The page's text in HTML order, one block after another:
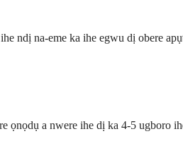
ndị na-eme ka ihe egwu dị obere
a nwere ihe dị ka 4-5 ugboro